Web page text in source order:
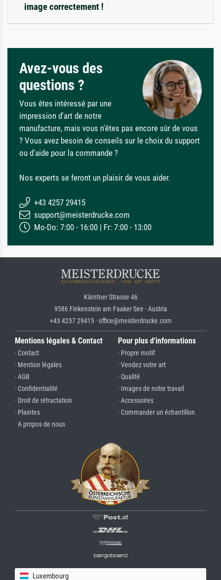
image correctement !
Avez-vous des
questions ?
Vous êtes intéressé par une
impression d'art de notre
manufacture, mais vous n'êtes pas encore sûr de vous
? Vous avez besoin de conseils sur le choix du support
ou d'aide pour la commande ?
Nos experts se feront un plaisir de vous aider.
+43 4257 29415
support@meisterdrucke.com
Mo-Do: 7:00 - 16:00 | Fr: 7:00 - 13:00
Kärntner Strasse 46
9586 Finkenstein am Faaker See · Austria
+43 4257 29415 · office@meisterdrucke.com
Mentions légales & Contact
· Contact
· Mention légales
· AGB
· Confidentialité
· Droit de rétractation
· Plaintes
· A propos de nous
Pour plus d'informations
· Propre motif
· Vendez votre art
· Qualité
· Images de notre travail
· Accessoires
· Commander un échantillon
Luxembourg